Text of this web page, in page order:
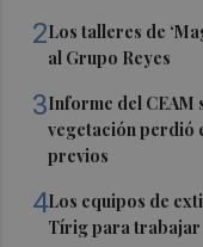
2Los talleres de
al Grupo Reyes
3Informe del CEAM
vegetación perdió
previos
4Los equipos de
Tírig para trabajar